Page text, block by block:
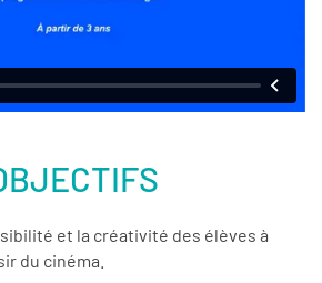
et la créativité des élèves à
du cinéma.